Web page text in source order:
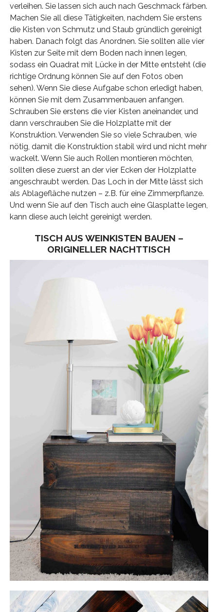
verleihen. Sie lassen sich auch nach Geschmack färben.
Machen Sie all diese Tätigkeiten, nachdem Sie erstens
die Kisten von Schmutz und Staub gründlich gereinigt
haben. Danach folgt das Anordnen. Sie sollten alle vier
Kisten zur Seite mit dem Boden nach innen legen,
sodass ein Quadrat mit Lücke in der Mitte entsteht (die
richtige Ordnung können Sie auf den Fotos oben
sehen). Wenn Sie diese Aufgabe schon erledigt haben,
können Sie mit dem Zusammenbauen anfangen.
Schrauben Sie erstens die vier Kisten aneinander, und
dann verschrauben Sie die Holzplatte mit der
Konstruktion. Verwenden Sie so viele Schrauben, wie
nötig, damit die Konstruktion stabil wird und nicht mehr
wackelt. Wenn Sie auch Rollen montieren möchten,
sollten diese zuerst an der vier Ecken der Holzplatte
angeschraubt werden. Das Loch in der Mitte lässt sich
als Ablagefläche nutzen – z.B. für eine Zimmerpflanze.
Und wenn Sie auf den Tisch auch eine Glasplatte legen,
kann diese auch leicht gereinigt werden.
TISCH AUS WEINKISTEN BAUEN –
ORIGINELLER NACHTTISCH